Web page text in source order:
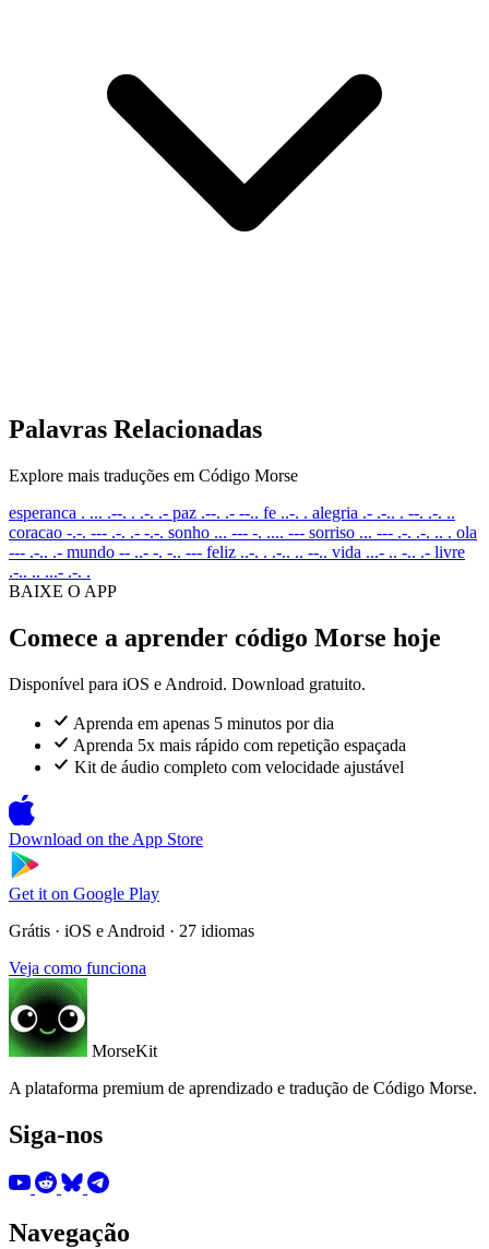
Palavras Relacionadas
Explore mais traduções em Código Morse
esperanca . ... .--. . .-. .- paz .--. .- --.. fe ..-. . alegria .- .-.. . --. .-. ..
coracao -.-. --- .-. .- -.-. sonho ... --- -. .... --- sorriso ... --- .-. .-. .. . ola
--- .-.. .- mundo -- ..- -. -.. --- feliz ..-. . .-.. .. --.. vida ...- .. -.. .- livre
.-.. .. ...- .-. .
BAIXE O APP
Comece a aprender código Morse hoje
Disponível para iOS e Android. Download gratuito.
Aprenda em apenas 5 minutos por dia
Aprenda 5x mais rápido com repetição espaçada
Kit de áudio completo com velocidade ajustável
Download on the App Store
Get it on Google Play
Grátis · iOS e Android · 27 idiomas
Veja como funciona
MorseKit
A plataforma premium de aprendizado e tradução de Código Morse.
Siga-nos
Navegação